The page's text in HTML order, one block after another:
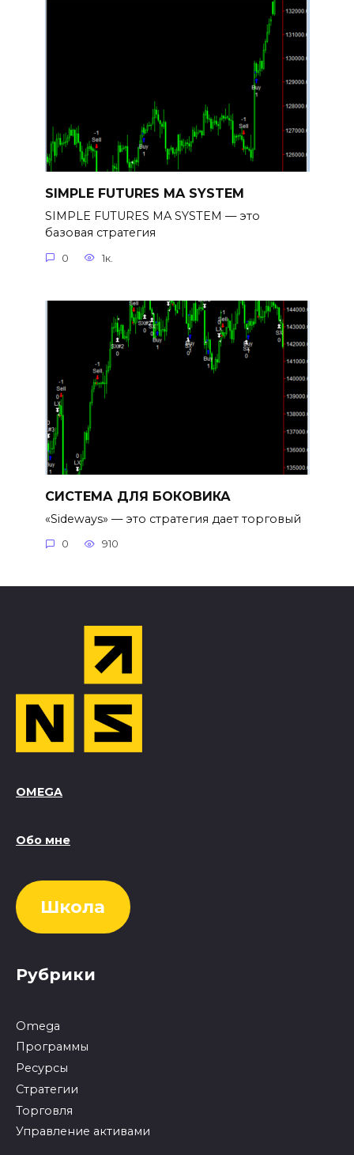
SIMPLE FUTURES MA SYSTEM
SIMPLE FUTURES MA SYSTEM — это
базовая стратегия
0 1к.
СИСТЕМА ДЛЯ БОКОВИКА
«Sideways» — это стратегия дает торговый
0 910
OMEGA
Обо мне
Школа
Рубрики
Omega
Программы
Ресурсы
Стратегии
Торговля
Управление активами